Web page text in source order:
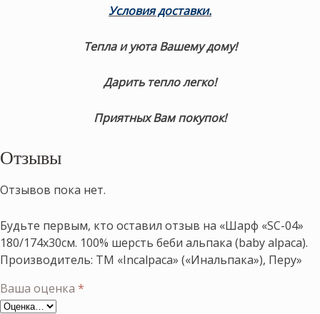
Условия доставки.
Тепла и уюта Вашему дому!
Дарить тепло легко!
Приятных Вам покупок!
Отзывы
Отзывов пока нет.
Будьте первым, кто оставил отзыв на «Шарф «SC-04»
180/174х30см. 100% шерсть беби альпака (baby alpaca).
Производитель: ТМ «Incalpaca» («Инальпака»), Перу»
Ваша оценка *